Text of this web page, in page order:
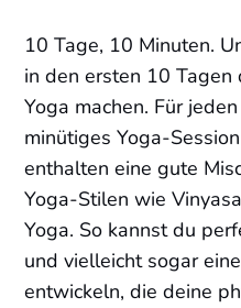
10 Tage, 10 Minuten.
in den ersten 10 Tagen
Yoga machen. Für
minütiges Yoga-
enthalten eine gute
Yoga-Stilen wie
Yoga. So kannst du
und vielleicht sogar
entwickeln, die deine